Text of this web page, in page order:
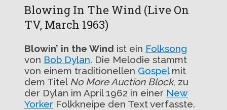
Blowing In The Wind (Live On
TV, March 1963)
Blowin’ in the Wind ist ein Folksong
von Bob Dylan. Die Melodie stammt
von einem traditionellen Gospelmit
dem Titel No More Auction Block, zu
der Dylan im April 1962 in einer New
Yorker Folkkneipe den Text verfasste.